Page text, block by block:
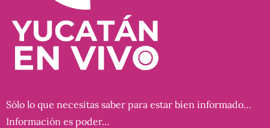
Sólo lo que necesitas saber para estar bien informado…
Información es poder…